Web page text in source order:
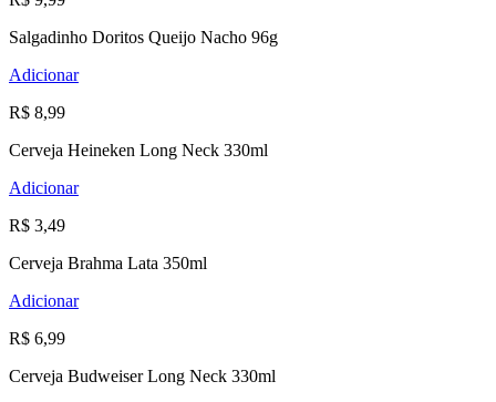
Salgadinho Doritos Queijo Nacho 96g
Adicionar
R$ 8,99
Cerveja Heineken Long Neck 330ml
Adicionar
R$ 3,49
Cerveja Brahma Lata 350ml
Adicionar
R$ 6,99
Cerveja Budweiser Long Neck 330ml